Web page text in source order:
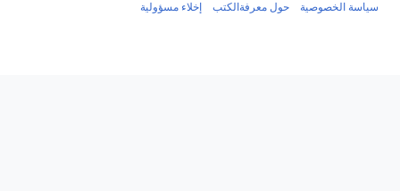
سياسة الخصوصية حول معرفةالكتب إخلاء مسؤولية